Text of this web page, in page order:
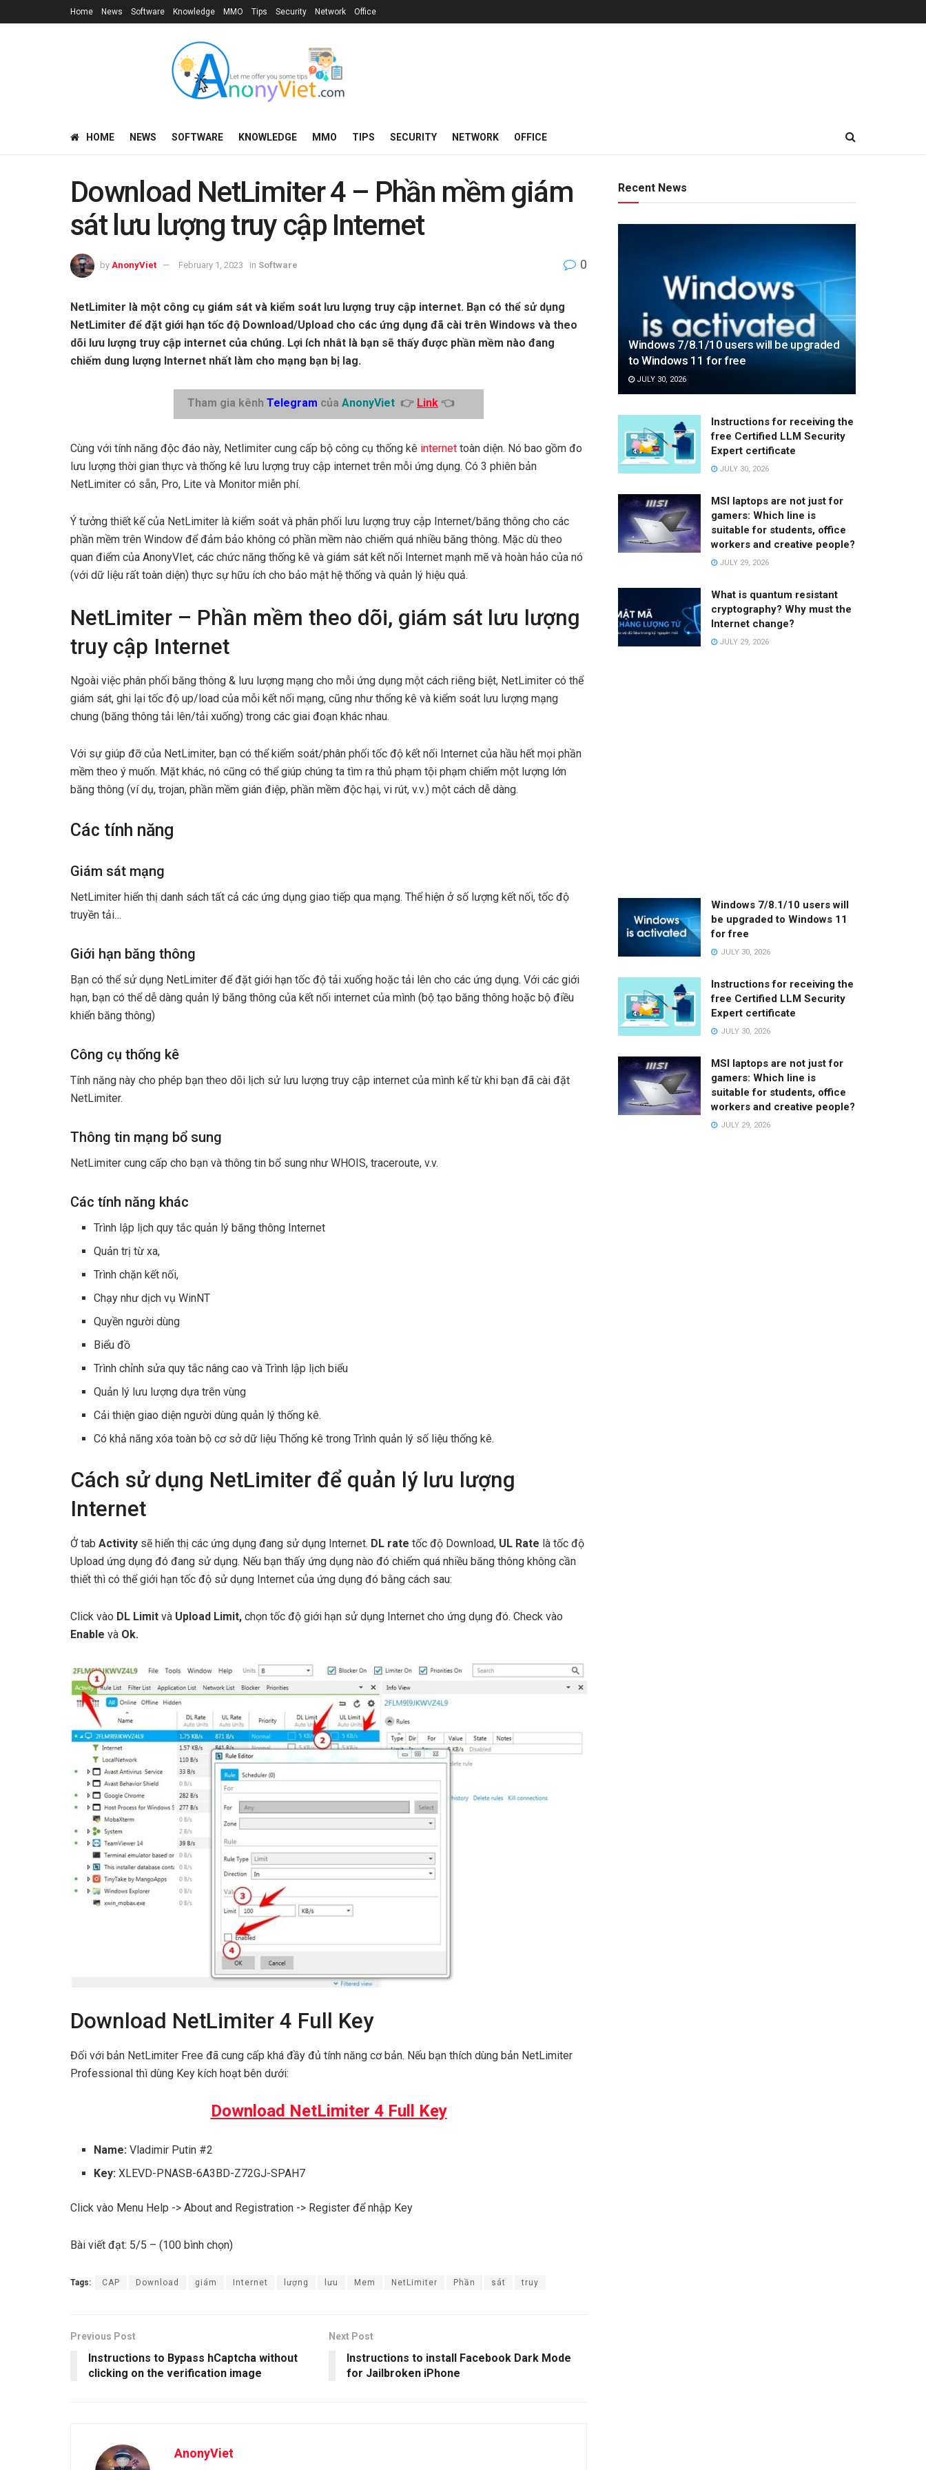
Home News Software Knowledge MMO Tips Security Network Office
HOME NEWS SOFTWARE KNOWLEDGE MMO TIPS SECURITY NETWORK OFFICE
Download NetLimiter 4 – Phần mềm giám
sát lưu lượng truy cập Internet
by AnonyViet February 1, 2023 in Software 0
NetLimiter là một công cụ giám sát và kiểm soát lưu lượng truy cập internet. Bạn có thể sử dụng
NetLimiter để đặt giới hạn tốc độ Download/Upload cho các ứng dụng đã cài trên Windows và theo
dõi lưu lượng truy cập internet của chúng. Lợi ích nhât là bạn sẽ thấy được phần mềm nào đang
chiếm dung lượng Internet nhất làm cho mạng bạn bị lag.
Tham gia kênh Telegram của AnonyViet 👉 Link 👈
Cùng với tính năng độc đáo này, Netlimiter cung cấp bộ công cụ thống kê internet toàn diện. Nó bao gồm đo
lưu lượng thời gian thực và thống kê lưu lượng truy cập internet trên mỗi ứng dụng. Có 3 phiên bản
NetLimiter có sẵn, Pro, Lite và Monitor miễn phí.
Ý tưởng thiết kế của NetLimiter là kiểm soát và phân phối lưu lượng truy cập Internet/băng thông cho các
phần mềm trên Window để đảm bảo không có phần mềm nào chiếm quá nhiều băng thông. Mặc dù theo
quan điểm của AnonyVIet, các chức năng thống kê và giám sát kết nối Internet mạnh mẽ và hoàn hảo của nó
(với dữ liệu rất toàn diện) thực sự hữu ích cho bảo mật hệ thống và quản lý hiệu quả.
NetLimiter – Phần mềm theo dõi, giám sát lưu lượng
truy cập Internet
Ngoài việc phân phối băng thông & lưu lượng mạng cho mỗi ứng dụng một cách riêng biệt, NetLimiter có thể
giám sát, ghi lại tốc độ up/load của mỗi kết nối mạng, cũng như thống kê và kiểm soát lưu lượng mạng
chung (băng thông tải lên/tải xuống) trong các giai đoạn khác nhau.
Với sự giúp đỡ của NetLimiter, bạn có thể kiểm soát/phân phối tốc độ kết nối Internet của hầu hết mọi phần
mềm theo ý muốn. Mặt khác, nó cũng có thể giúp chúng ta tìm ra thủ phạm tội phạm chiếm một lượng lớn
băng thông (ví dụ, trojan, phần mềm gián điệp, phần mềm độc hại, vi rút, v.v.) một cách dễ dàng.
Các tính năng
Giám sát mạng
NetLimiter hiển thị danh sách tất cả các ứng dụng giao tiếp qua mạng. Thể hiện ở số lượng kết nối, tốc độ
truyền tải…
Giới hạn băng thông
Bạn có thể sử dụng NetLimiter để đặt giới hạn tốc độ tải xuống hoặc tải lên cho các ứng dụng. Với các giới
hạn, bạn có thể dễ dàng quản lý băng thông của kết nối internet của mình (bộ tạo băng thông hoặc bộ điều
khiển băng thông)
Công cụ thống kê
Tính năng này cho phép bạn theo dõi lịch sử lưu lượng truy cập internet của mình kể từ khi bạn đã cài đặt
NetLimiter.
Thông tin mạng bổ sung
NetLimiter cung cấp cho bạn và thông tin bổ sung như WHOIS, traceroute, v.v.
Các tính năng khác
Trình lập lịch quy tắc quản lý băng thông Internet
Quản trị từ xa,
Trình chặn kết nối,
Chạy như dịch vụ WinNT
Quyền người dùng
Biểu đồ
Trình chỉnh sửa quy tắc nâng cao và Trình lập lịch biểu
Quản lý lưu lượng dựa trên vùng
Cải thiện giao diện người dùng quản lý thống kê.
Có khả năng xóa toàn bộ cơ sở dữ liệu Thống kê trong Trình quản lý số liệu thống kê.
Cách sử dụng NetLimiter để quản lý lưu lượng
Internet
Ở tab Activity sẽ hiển thị các ứng dụng đang sử dụng Internet. DL rate tốc độ Download, UL Rate là tốc độ
Upload ứng dụng đó đang sử dụng. Nếu bạn thấy ứng dụng nào đó chiếm quá nhiều băng thông không cần
thiết thì có thể giới hạn tốc độ sử dụng Internet của ứng dụng đó bằng cách sau:
Click vào DL Limit và Upload Limit, chọn tốc độ giới hạn sử dụng Internet cho ứng dụng đó. Check vào
Enable và Ok.
Download NetLimiter 4 Full Key
Đối với bản NetLimiter Free đã cung cấp khá đầy đủ tính năng cơ bản. Nếu bạn thích dùng bản NetLimiter
Professional thì dùng Key kích hoạt bên dưới:
Download NetLimiter 4 Full Key
Name: Vladimir Putin #2
Key: XLEVD-PNASB-6A3BD-Z72GJ-SPAH7
Click vào Menu Help -> About and Registration -> Register để nhập Key
Bài viết đạt: 5/5 – (100 bình chọn)
Tags: CAP Download giám Internet lượng lưu Mem NetLimiter Phần sát truy
Previous Post
Instructions to Bypass hCaptcha without
clicking on the verification image
Next Post
Instructions to install Facebook Dark Mode
for Jailbroken iPhone
AnonyViet
Recent News
Windows 7/8.1/10 users will be upgraded
to Windows 11 for free
JULY 30, 2026
Instructions for receiving the
free Certified LLM Security
Expert certificate
JULY 30, 2026
MSI laptops are not just for
gamers: Which line is
suitable for students, office
workers and creative people?
JULY 29, 2026
What is quantum resistant
cryptography? Why must the
Internet change?
JULY 29, 2026
Windows 7/8.1/10 users will
be upgraded to Windows 11
for free
JULY 30, 2026
Instructions for receiving the
free Certified LLM Security
Expert certificate
JULY 30, 2026
MSI laptops are not just for
gamers: Which line is
suitable for students, office
workers and creative people?
JULY 29, 2026